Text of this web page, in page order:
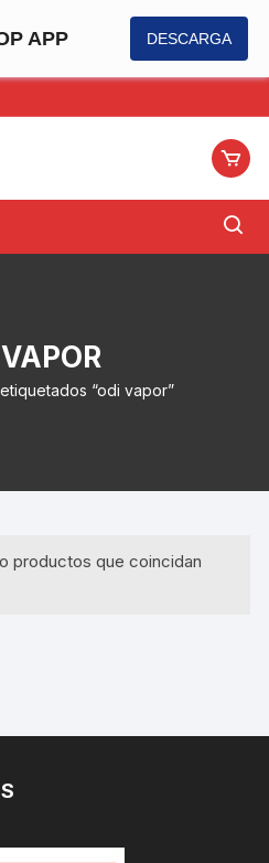
APP DESCARGA
“odi vapor”
productos que coincidan